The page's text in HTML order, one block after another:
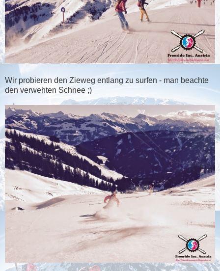
Wir probieren den Zieweg entlang zu surfen - man beachte
den verwehten Schnee ;)